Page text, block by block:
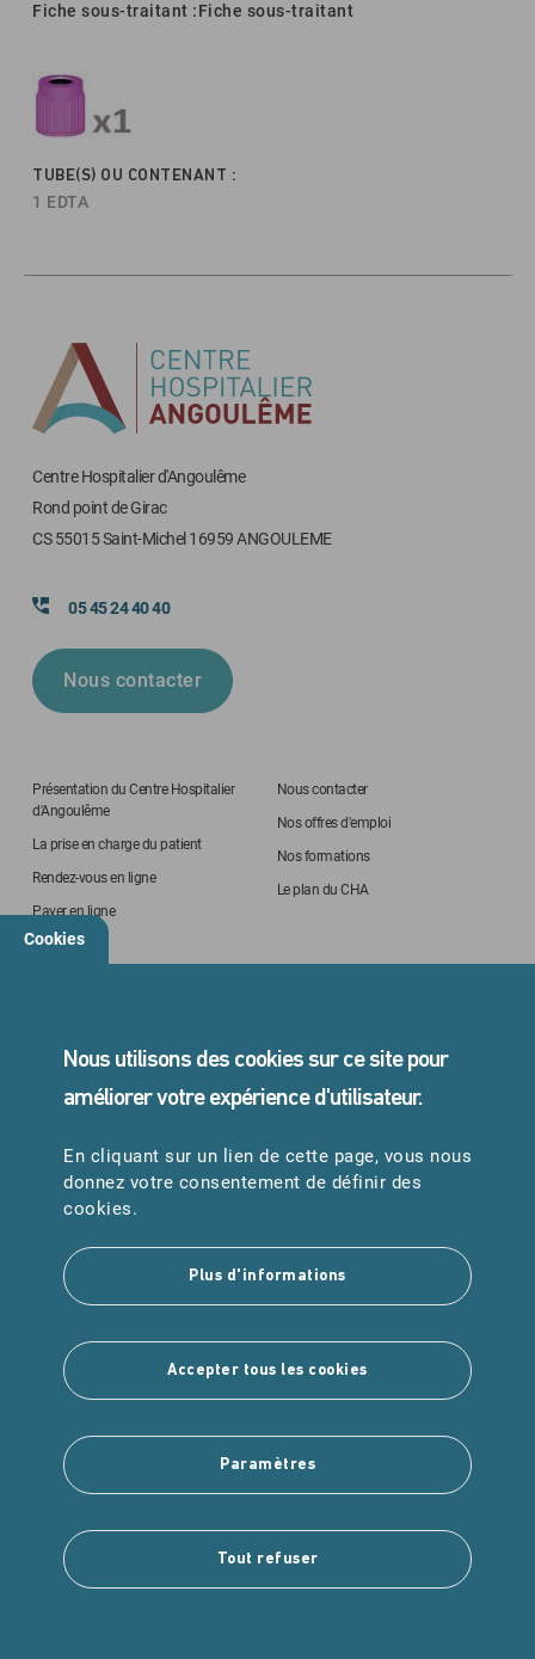
Fiche sous-traitant :Fiche sous-traitant
TUBE(S) OU CONTENANT :
1 EDTA
Centre Hospitalier d'Angoulême
Rond point de Girac
CS 55015 Saint-Michel 16959 ANGOULEME
05 45 24 40 40
Nous contacter
Présentation du Centre Hospitalier
d'Angoulême
La prise en charge du patient
Rendez-vous en ligne
Payer en ligne
Nous contacter
Nos offres d'emploi
Nos formations
Le plan du CHA
05 45 24 40 40
URGENCES
Samu : 15
Pompiers : 18
Suivez-nous
Copyright © 2025 Intuitiv Interactive
Cookies
Nous utilisons des cookies sur ce site pour
améliorer votre expérience d'utilisateur.
En cliquant sur un lien de cette page, vous nous
donnez votre consentement de définir des
cookies.
Plus d'informations
Accepter tous les cookies
Paramètres
Tout refuser